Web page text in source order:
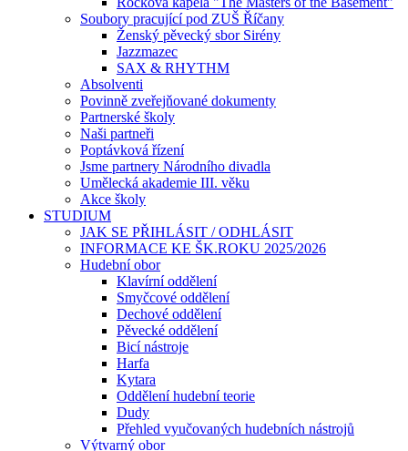
Soubory pracující pod ZUŠ Říčany
Ženský pěvecký sbor Sirény
Jazzmazec
SAX & RHYTHM
Absolventi
Povinně zveřejňované dokumenty
Partnerské školy
Naši partneři
Poptávková řízení
Jsme partnery Národního divadla
Umělecká akademie III. věku
Akce školy
STUDIUM
JAK SE PŘIHLÁSIT / ODHLÁSIT
INFORMACE KE ŠK.ROKU 2025/2026
Hudební obor
Klavírní oddělení
Smyčcové oddělení
Dechové oddělení
Pěvecké oddělení
Bicí nástroje
Harfa
Kytara
Oddělení hudební teorie
Dudy
Přehled vyučovaných hudebních nástrojů
Výtvarný obor